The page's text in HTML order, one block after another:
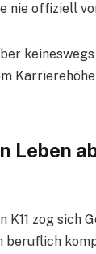
nie offiziell
Leben
K11 zog sich
beruflich